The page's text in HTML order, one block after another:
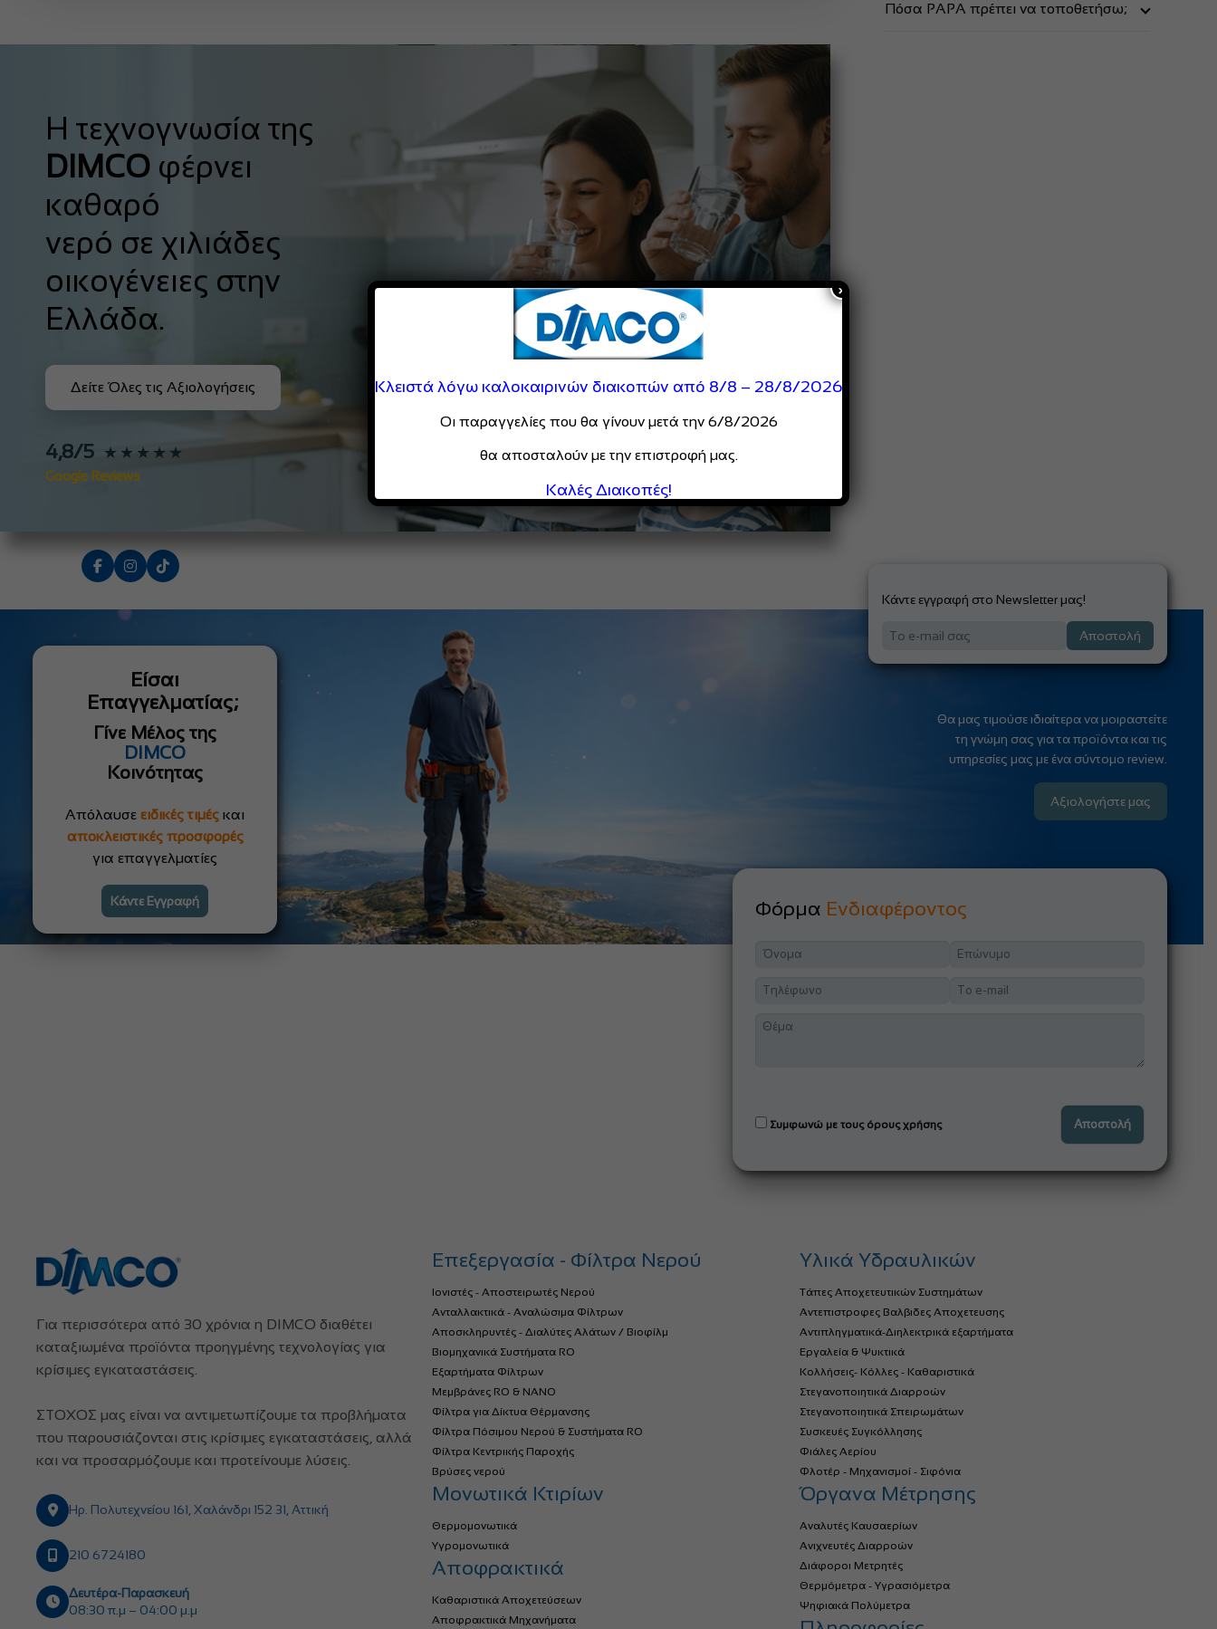
Η τεχνογνωσία της
DIMCO φέρνει
καθαρό
νερό σε χιλιάδες
οικογένειες στην
Ελλάδα.
Δείτε Όλες τις Αξιολογήσεις
4,8/5 ★★★★★
Google Reviews
Πόσα PAPA πρέπει να τοποθετήσω;
Κάντε εγγραφή στο Newsletter μας!
Αποστολή
Είσαι
Επαγγελματίας;
Γίνε Μέλος της
DIMCO
Κοινότητας
Απόλαυσε ειδικές τιμές και
αποκλειστικές προσφορές
για επαγγελματίες
Κάντε Εγγραφή
Θα μας τιμούσε ιδιαίτερα να μοιραστείτε
τη γνώμη σας για τα προϊόντα και τις
υπηρεσίες μας με ένα σύντομο review.
Αξιολογήστε μας
Φόρμα Ενδιαφέροντος
Συμφωνώ με τους όρους χρήσης
Για περισσότερα από 30 χρόνια η DIMCO διαθέτει
καταξιωμένα προϊόντα προηγμένης τεχνολογίας για
κρίσιμες εγκαταστάσεις.
ΣΤΟΧΟΣ μας είναι να αντιμετωπίζουμε τα προβλήματα
που παρουσιάζονται στις κρίσιμες εγκαταστάσεις, αλλά
και να προσαρμόζουμε και προτείνουμε λύσεις.
Ηρ. Πολυτεχνείου 161, Χαλάνδρι 152 31, Αττική
210 6724180
Δευτέρα-Παρασκευή
08:30 π.μ – 04:00 μ.μ
Επεξεργασία - Φίλτρα Νερού
Ιονιστές - Αποστειρωτές Νερού
Ανταλλακτικά - Αναλώσιμα Φίλτρων
Αποσκληρυντές - Διαλύτες Αλάτων / Βιοφίλμ
Βιομηχανικά Συστήματα RO
Εξαρτήματα Φίλτρων
Μεμβράνες RO & NANO
Φίλτρα για Δίκτυα Θέρμανσης
Φίλτρα Πόσιμου Νερού & Συστήματα RO
Φίλτρα Κεντρικής Παροχής
Βρύσες νερού
Μονωτικά Κτιρίων
Θερμομονωτικά
Υγρομονωτικά
Αποφρακτικά
Καθαριστικά Αποχετεύσεων
Αποφρακτικά Μηχανήματα
Υλικά Υδραυλικών
Τάπες Αποχετευτικών Συστημάτων
Αντεπιστροφες Βαλβιδες Αποχετευσης
Αντιπληγματικά-Διηλεκτρικά εξαρτήματα
Εργαλεία & Ψυκτικά
Κολλήσεις- Κόλλες - Καθαριστικά
Στεγανοποιητικά Διαρροών
Στεγανοποιητικά Σπειρωμάτων
Συσκευές Συγκόλλησης
Φιάλες Αερίου
Φλοτέρ - Μηχανισμοί - Σιφόνια
Όργανα Μέτρησης
Αναλυτές Καυσαερίων
Ανιχνευτές Διαρροών
Διάφοροι Μετρητές
Θερμόμετρα - Υγρασιόμετρα
Ψηφιακά Πολύμετρα
Κλειστά λόγω καλοκαιρινών διακοπών από 8/8 – 28/8/2026
Οι παραγγελίες που θα γίνουν μετά την 6/8/2026
θα αποσταλούν με την επιστροφή μας.
Καλές Διακοπές!
×